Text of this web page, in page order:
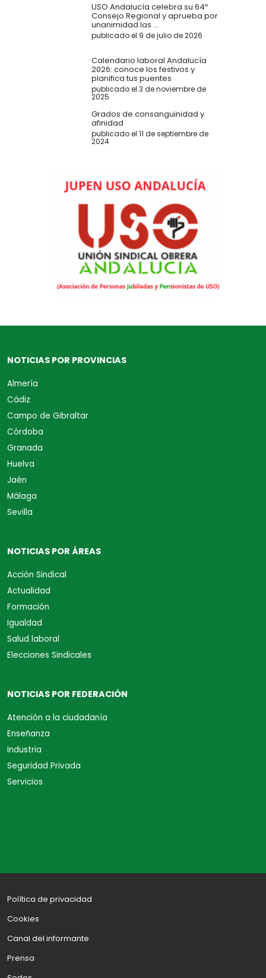
USO Andalucía celebra su 64º
Consejo Regional y aprueba por
unanimidad las ...
publicado el 9 de julio de 2026
Calendario laboral Andalucía
2026: conoce los festivos y
planifica tus puentes
publicado el 3 de noviembre de
2025
Grados de consanguinidad y
afinidad
publicado el 11 de septiembre de
2024
NOTICIAS POR PROVINCIAS
Almería
Cádiz
Campo de Gibraltar
Córdoba
Granada
Huelva
Jaén
Málaga
Sevilla
NOTICIAS POR ÁREAS
Acción Sindical
Actualidad
Formación
Igualdad
Salud laboral
Elecciones Sindicales
NOTICIAS POR FEDERACIÓN
Atención a la ciudadanía
Enseñanza
Industria
Seguridad Privada
Servicios
Política de privacidad
Cookies
Canal del informante
Prensa